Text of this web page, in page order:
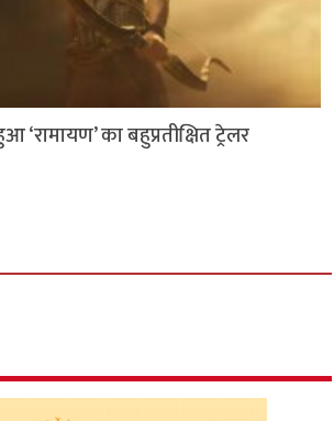
‘रामायण’ का बहुप्रतीक्षित ट्रेलर